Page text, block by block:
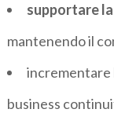
supportare
mantenendo il
incrementare
business